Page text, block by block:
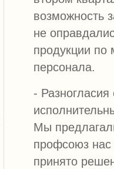
возможность
не
продукции по
персонала.
-
Мы
профсоюз нас
принято